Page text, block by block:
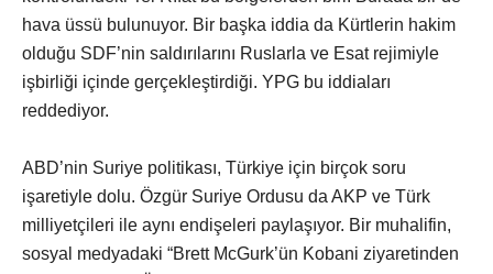
hava üssü bulunuyor. Bir başka iddia da Kürtlerin hakim
olduğu SDF’nin saldırılarını Ruslarla ve Esat rejimiyle
işbirliği içinde gerçekleştirdiği. YPG bu iddiaları
reddediyor.
ABD’nin Suriye politikası, Türkiye için birçok soru
işaretiyle dolu. Özgür Suriye Ordusu da AKP ve Türk
milliyetçileri ile aynı endişeleri paylaşıyor. Bir muhalifin,
sosyal medyadaki “Brett McGurk’ün Kobani ziyaretinden